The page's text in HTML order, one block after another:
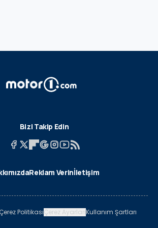
Bizi Takip Edin
Reklam Verinİletişim
PolitikasıÇerez AyarlarıKullanım Şartları